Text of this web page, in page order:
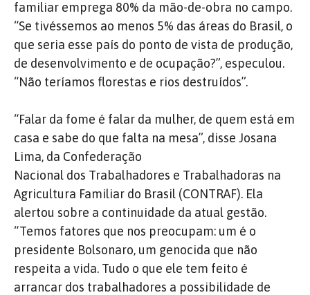
familiar emprega 80% da mão-de-obra no campo.
“Se tivéssemos ao menos 5% das áreas do Brasil, o
que seria esse país do ponto de vista de produção,
de desenvolvimento e de ocupação?”, especulou.
“Não teríamos florestas e rios destruídos”.
“Falar da fome é falar da mulher, de quem está em
casa e sabe do que falta na mesa”, disse Josana
Lima, da Confederação
Nacional dos Trabalhadores e Trabalhadoras na
Agricultura Familiar do Brasil (CONTRAF). Ela
alertou sobre a continuidade da atual gestão.
“Temos fatores que nos preocupam: um é o
presidente Bolsonaro, um genocida que não
respeita a vida. Tudo o que ele tem feito é
arrancar dos trabalhadores a possibilidade de